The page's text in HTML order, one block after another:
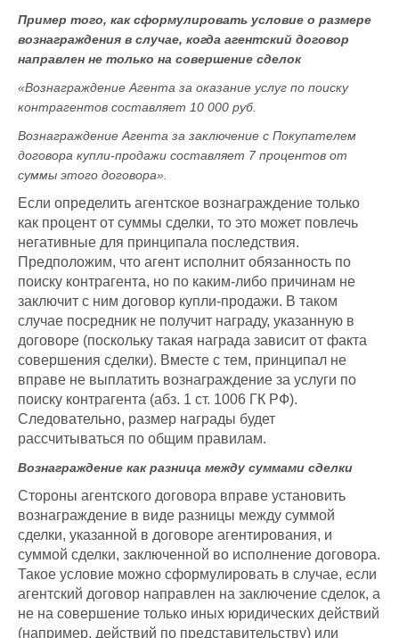
Пример того, как сформулировать условие о размере
вознаграждения в случае, когда агентский договор
направлен не только на совершение сделок
«Вознаграждение Агента за оказание услуг по поиску
контрагентов составляет 10 000 руб.
Вознаграждение Агента за заключение с Покупателем
договора купли-продажи составляет 7 процентов от
суммы этого договора».
Если определить агентское вознаграждение только
как процент от суммы сделки, то это может повлечь
негативные для принципала последствия.
Предположим, что агент исполнит обязанность по
поиску контрагента, но по каким-либо причинам не
заключит с ним договор купли-продажи. В таком
случае посредник не получит награду, указанную в
договоре (поскольку такая награда зависит от факта
совершения сделки). Вместе с тем, принципал не
вправе не выплатить вознаграждение за услуги по
поиску контрагента (абз. 1 ст. 1006 ГК РФ).
Следовательно, размер награды будет
рассчитываться по общим правилам.
Вознаграждение как разница между суммами сделки
Стороны агентского договора вправе установить
вознаграждение в виде разницы между суммой
сделки, указанной в договоре агентирования, и
суммой сделки, заключенной во исполнение договора.
Такое условие можно сформулировать в случае, если
агентский договор направлен на заключение сделок, а
не на совершение только иных юридических действий
(например, действий по представительству) или